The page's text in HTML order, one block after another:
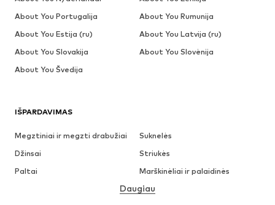
IŠPARDAVIMAS
Megztiniai ir megzti drabužiai
Suknelės
Džinsai
Striukės
Paltai
Marškinėliai ir palaidinės
Apatiniai
Daugiau
About You Portugalija
About You Rumunija
About You Estija (ru)
About You Latvija (ru)
About You Slovakija
About You Slovėnija
About You Švedija